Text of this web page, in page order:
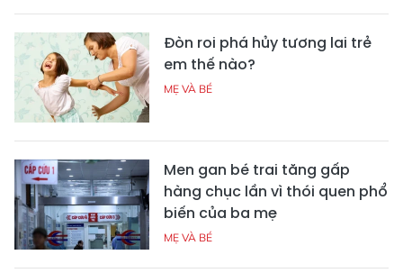
Đòn roi phá hủy tương lai trẻ
em thế nào?
MẸ VÀ BÉ
Men gan bé trai tăng gấp
hàng chục lần vì thói quen phổ
biến của ba mẹ
MẸ VÀ BÉ